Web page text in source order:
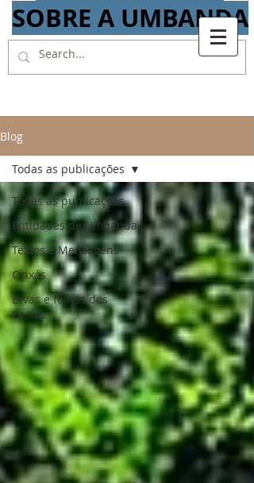
SOBRE A UMBANDA
Blog
Todas as publicações
Entidades de Umbanda
Textos e Mensagens
Orixás
Ervas e folhas dos
Orixás
Todas as publicações